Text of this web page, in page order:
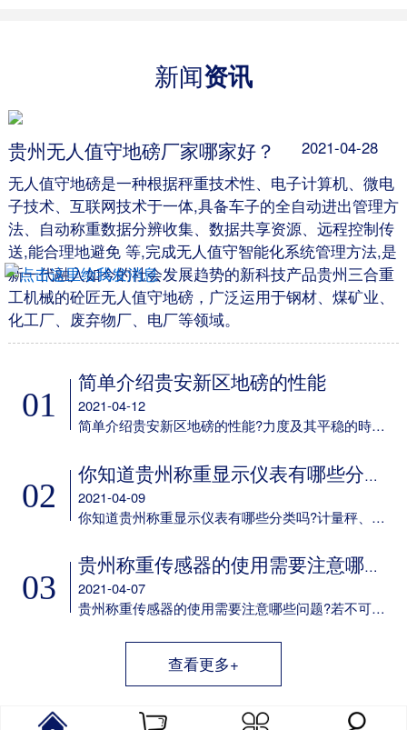
新闻资讯
贵州无人值守地磅厂家哪家好？
2021-04-28
无人值守地磅是一种根据秤重技术性、电子计算机、微电
子技术、互联网技术于一体,具备车子的全自动进出管理方
法、自动称重数据分辨收集、数据共享资源、远程控制传
送,能合理地避免 等,完成无人值守智能化系统管理方法,是
新一代融入如今的社会发展趋势的新科技产品贵州三合重
工机械的砼匠无人值守地磅，广泛运用于钢材、煤矿业、
化工厂、废弃物厂、电厂等领域。
01
简单介绍贵安新区地磅的性能
2021-04-12
简单介绍贵安新区地磅的性能?力度及其平稳的時间可设定;多种多样led背光方式可挑选;可任意电池充电;具备欠压保护标示及保护设备;任意配备6V/4aH免维护保养电瓶选配RS-232通信口，串口波特率可选，通讯方式可选;选配50mA电流量环显示屏通信口。
02
你知道贵州称重显示仪表有哪些分类吗
2021-04-09
你知道贵州称重显示仪表有哪些分类吗?计量秤、定量包装机、电子吊秤、电子器件汽车衡、电子器件案秤、皮带秤、动态轨道衡称重显示仪表以及它专用型称重显示仪表。
03
贵州称重传感器的使用需要注意哪些问题
2021-04-07
贵州称重传感器的使用需要注意哪些问题?若不可以确保这一点，则应考虑到在他们中间设定障板防护之，并在箱身体安装 散热风扇。用于精确测量传感器輸出数据信号的电子电路，应尽量配备单独的供电系统变电器，而不必和交流接触器等机器设备同用同一主开关电源。
查看更多+